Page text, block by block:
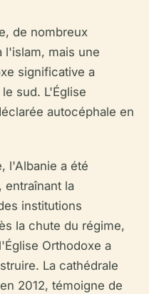
de nombreux
l'islam, mais une
significative a
sud. L'Église
autocéphale en
l'Albanie a été
entraînant la
institutions
la chute du régime,
Orthodoxe a
La cathédrale
2012, témoigne de